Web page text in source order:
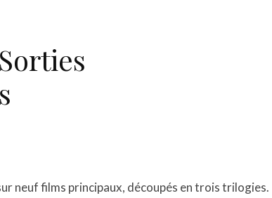
neuf films principaux, découpés en trois trilogies.